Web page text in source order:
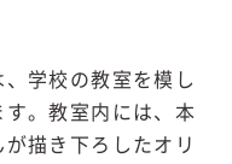
学校の教室を模し
。教室内には、本
描き下ろしたオリ